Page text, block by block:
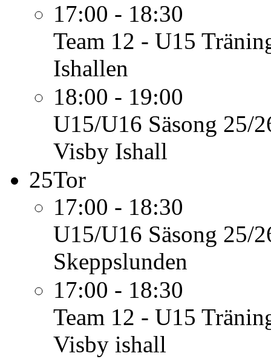
17:00 - 18:30
Team 12 - U15
Ishallen
18:00 - 19:00
U15/U16 Säsong 25/
Visby Ishall
25Tor
17:00 - 18:30
U15/U16 Säsong 25/
Skeppslunden
17:00 - 18:30
Team 12 - U15
Visby ishall